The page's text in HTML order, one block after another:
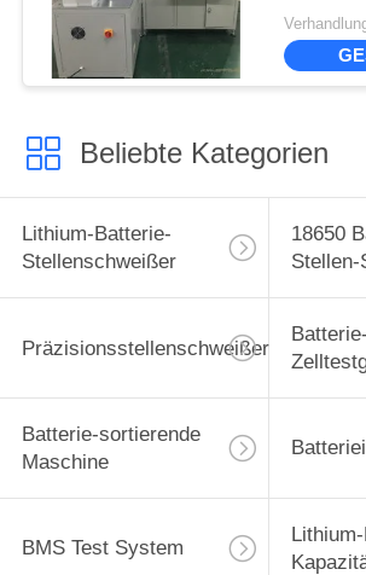
Beliebte Kategorien
Lithium-Batterie-
Stellenschweißer
18650
Stellen-
Präzisionsstellenschweißer
Batterie-sortierende
Maschine
BMS Test System